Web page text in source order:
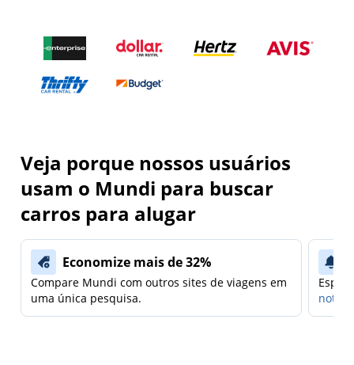
Veja porque nossos usuários
usam o Mundi para buscar
carros para alugar
Economize mais de 32%
Compare Mundi com outros sites de viagens em
uma única pesquisa.